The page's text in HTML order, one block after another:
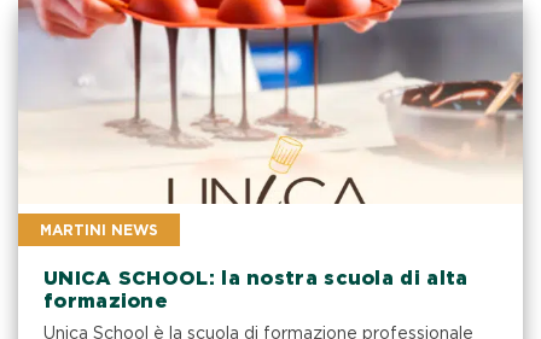
MARTINI NEWS
UNICA SCHOOL: la nostra scuola di alta
formazione
Unica School è la scuola di formazione professionale